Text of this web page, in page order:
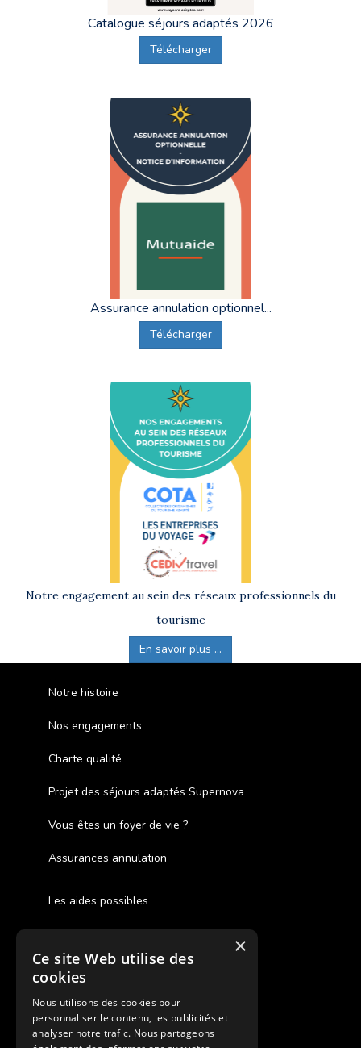
Catalogue séjours adaptés 2026
Télécharger
Assurance annulation optionnel...
Télécharger
Notre engagement au sein des réseaux professionnels du
tourisme
En savoir plus ...
Notre histoire
Nos engagements
Charte qualité
Projet des séjours adaptés Supernova
Vous êtes un foyer de vie ?
Assurances annulation
Les aides possibles
Cash Back
Pour les fratries
Facebook Supernova
Instagram Supernova
×
Ce site Web utilise des
cookies
Nous utilisons des cookies pour
personnaliser le contenu, les publicités et
analyser notre trafic. Nous partageons